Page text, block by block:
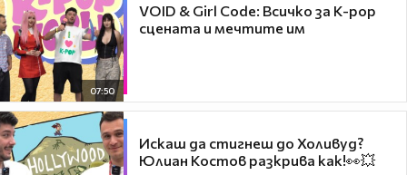
07:50
VOID & Girl Code: Всичко за K-pop
сцената и мечтите им
Искаш да стигнеш до Холивуд?
Юлиан Костов разкрива как!👀💥